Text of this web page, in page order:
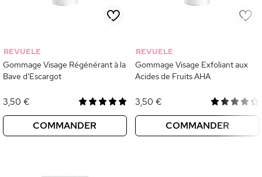
REVUELE
Gommage Visage Régénérant à la
Bave d'Escargot
3,50 €
COMMANDER
REVUELE
Gommage Visage Exfoliant aux
Acides de Fruits AHA
3,50 €
COMMANDER